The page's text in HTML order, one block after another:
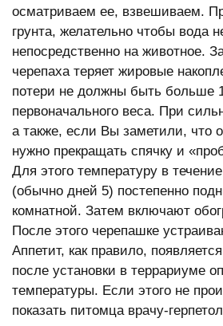
осматриваем ее, взвешиваем.
грунта, желательно чтобы вода
непосредственно на животное.
черепаха теряет жировые
потери не должны быть больше
первоначального веса. При
а также, если Вы заметили, что
нужно прекращать спячку и
Для этого температуру в
(обычно дней 5) постепенно
комнатной. Затем включают
После этого черепашке
Аппетит, как правило,
после установки в террариуме
температуры. Если этого не
показать питомца врачу-